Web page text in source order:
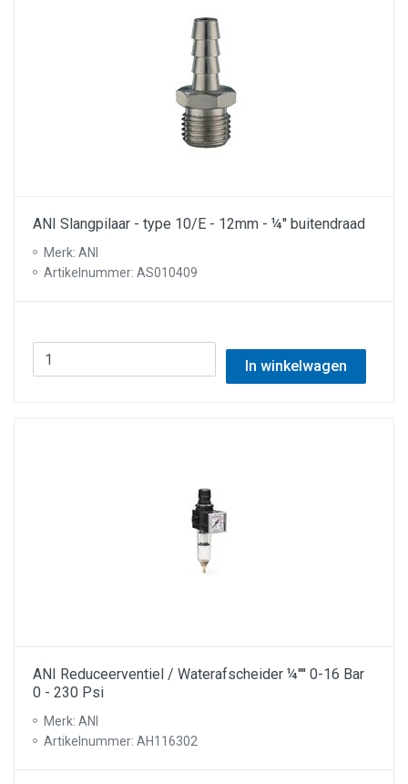
ANI Slangpilaar - type 10/E - 12mm - ¼'' buitendraad
Merk: ANI
Artikelnummer: AS010409
In winkelwagen
ANI Reduceerventiel / Waterafscheider ¼'''' 0-16 Bar
0 - 230 Psi
Merk: ANI
Artikelnummer: AH116302